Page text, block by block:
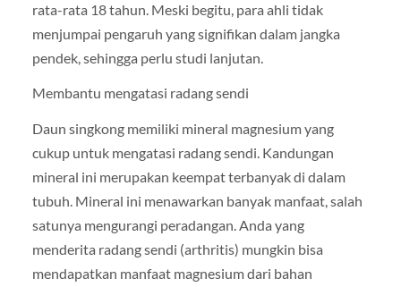
rata-rata 18 tahun. Meski begitu, para ahli tidak
menjumpai pengaruh yang signifikan dalam jangka
pendek, sehingga perlu studi lanjutan.
Membantu mengatasi radang sendi
Daun singkong memiliki mineral magnesium yang
cukup untuk mengatasi radang sendi. Kandungan
mineral ini merupakan keempat terbanyak di dalam
tubuh. Mineral ini menawarkan banyak manfaat, salah
satunya mengurangi peradangan. Anda yang
menderita radang sendi (arthritis) mungkin bisa
mendapatkan manfaat magnesium dari bahan